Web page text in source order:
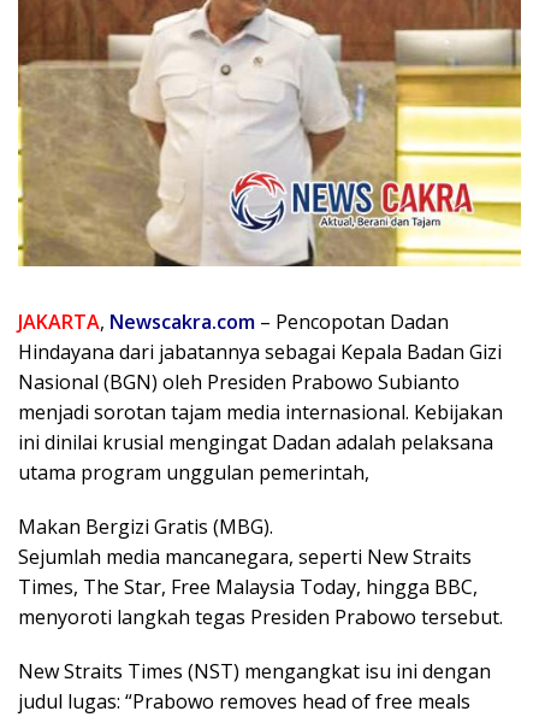
JAKARTA, Newscakra.com – Pencopotan Dadan
Hindayana dari jabatannya sebagai Kepala Badan Gizi
Nasional (BGN) oleh Presiden Prabowo Subianto
menjadi sorotan tajam media internasional. Kebijakan
ini dinilai krusial mengingat Dadan adalah pelaksana
utama program unggulan pemerintah,
Makan Bergizi Gratis (MBG).
Sejumlah media mancanegara, seperti New Straits
Times, The Star, Free Malaysia Today, hingga BBC,
menyoroti langkah tegas Presiden Prabowo tersebut.
New Straits Times (NST) mengangkat isu ini dengan
judul lugas: “Prabowo removes head of free meals